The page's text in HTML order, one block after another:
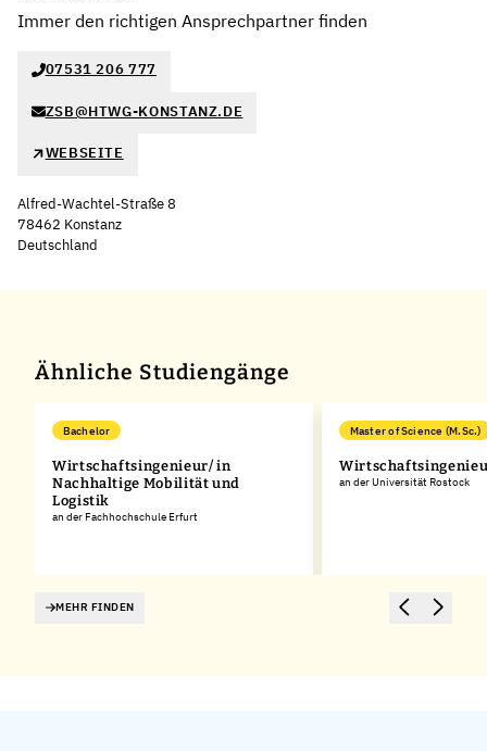
Immer den richtigen Ansprechpartner finden
07531 206 777
ZSB@HTWG-KONSTANZ.DE
WEBSEITE
Alfred-Wachtel-Straße 8
78462 Konstanz
Deutschland
Ähnliche Studiengänge
Bachelor
Wirtschaftsingenieur/ in
Nachhaltige Mobilität und
Logistik
an der Fachhochschule Erfurt
Master of Science (M.Sc.)
an der Universität Rostock
MEHR FINDEN